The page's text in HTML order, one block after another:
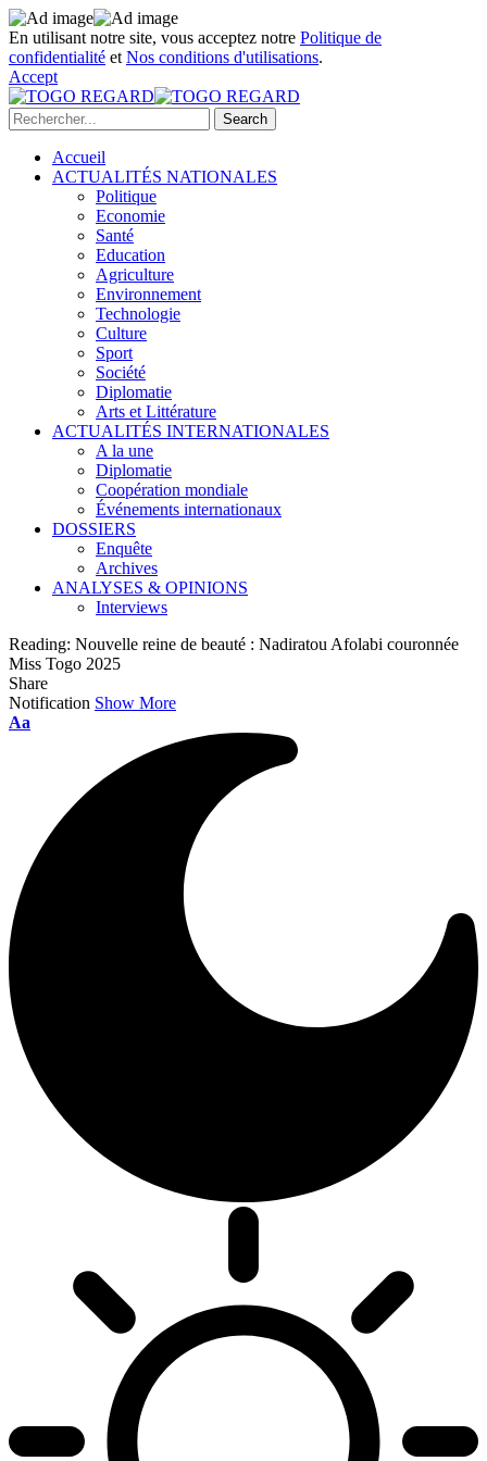
En utilisant notre site, vous acceptez notre Politique de
confidentialité et Nos conditions d'utilisations.
Accept
Accueil
ACTUALITÉS NATIONALES
Politique
Economie
Santé
Education
Agriculture
Environnement
Technologie
Culture
Sport
Société
Diplomatie
Arts et Littérature
ACTUALITÉS INTERNATIONALES
A la une
Diplomatie
Coopération mondiale
Événements internationaux
DOSSIERS
Enquête
Archives
ANALYSES & OPINIONS
Interviews
Reading: Nouvelle reine de beauté : Nadiratou Afolabi couronnée
Miss Togo 2025
Share
Notification Show More
Font
Aa